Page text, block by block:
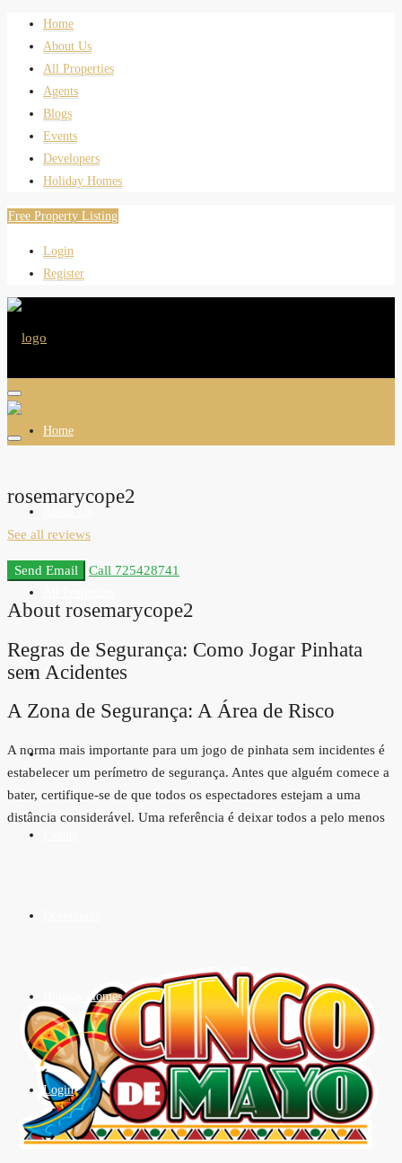
Home
About Us
All Properties
Agents
Blogs
Events
Developers
Holiday Homes
Free Property Listing
Login
Register
Home
About Us
Agents
Blogs
Holiday Homes
Login
rosemarycope2
See all reviews
Send Email Call 725428741
About rosemarycope2
Regras de Segurança: Como Jogar Pinhata
sem Acidentes
A Zona de Segurança: A Área de Risco
A norma mais importante para um jogo de pinhata sem incidentes é
estabelecer um perímetro de segurança. Antes que alguém comece a
bater, certifique-se de que todos os espectadores estejam a uma
distância considerável. Uma referência é deixar todos a pelo menos